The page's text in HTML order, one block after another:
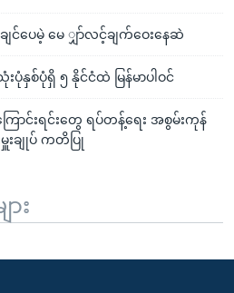
င်ပေမဲ့ မေ ျှာ်လင့်ချက်ဝေးနေဆဲ
စ်ပုံရှိ ၅ နိုင်ငံထဲ မြန်မာပါဝင်
ာင်းရင်းတွေ ရပ်တန့်ရေး အစွမ်းကုန်
ချုပ် ကတိပြု
း